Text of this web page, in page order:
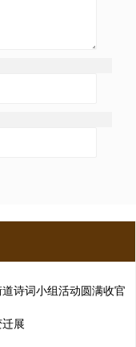
诗词小组活动圆满收官
展